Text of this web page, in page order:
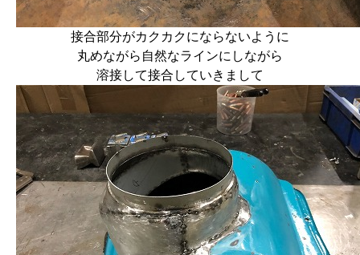
接合部分がカクカクにならないように
丸めながら自然なラインにしながら
溶接して接合していきまして